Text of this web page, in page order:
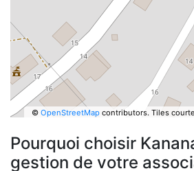
© OpenStreetMapcontributors. Tiles
Pourquoi choisir
gestion de votre